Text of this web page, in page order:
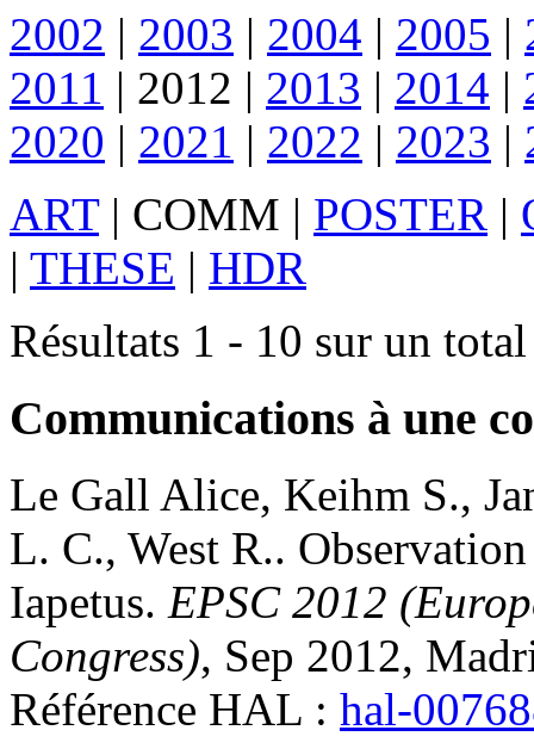
2002 | 2003 | 2004 | 2005 |
2011 | 2012 | 2013 | 2014 |
2020 | 2021 | 2022 | 2023 |
ART| COMM | POSTER |
| THESE | HDR
Résultats 1 - 10 sur un
Communications à une
Le Gall Alice, Keihm S.,
L. C., West R..
Iapetus. EPSC 2012
Congress), Sep 2012,
Référence HAL : hal-